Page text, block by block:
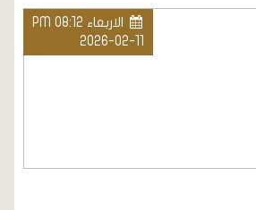
الاربعاء PM 08:12
2026-02-11